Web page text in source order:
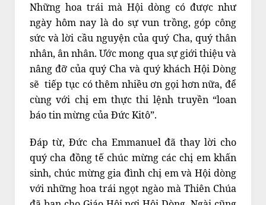
Những hoa trái mà Hội dòng có được như
ngày hôm nay là do sự vun trồng, góp công
sức và lời cầu nguyện của quý Cha, quý thân
nhân, ân nhân. Ước mong qua sự giới thiệu và
nâng đỡ của quý Cha và quý khách Hội Dòng
sẽ tiếp tục có thêm nhiều ơn gọi hơn nữa, để
cùng với chị em thực thi lệnh truyền “loan
báo tin mừng của Đức Kitô”.
Đáp từ, Đức cha Emmanuel đã thay lời cho
quý cha đồng tế chúc mừng các chị em khấn
sinh, chúc mừng gia đình chị em và Hội dòng
với những hoa trái ngọt ngào mà Thiên Chúa